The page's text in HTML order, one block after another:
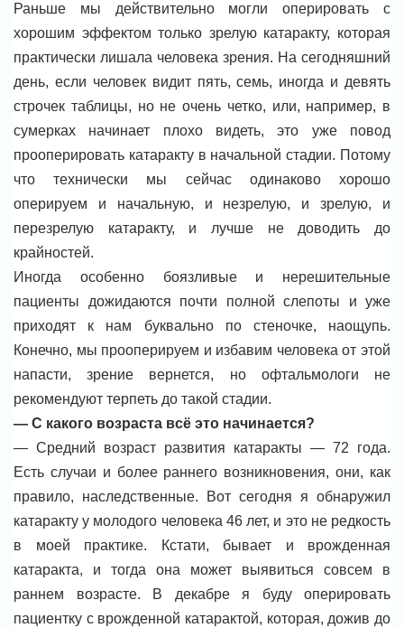
Раньше мы действительно могли оперировать с
хорошим эффектом только зрелую катаракту, которая
практически лишала человека зрения. На сегодняшний
день, если человек видит пять, семь, иногда и девять
строчек таблицы, но не очень четко, или, например, в
сумерках начинает плохо видеть, это уже повод
прооперировать катаракту в начальной стадии. Потому
что технически мы сейчас одинаково хорошо
оперируем и начальную, и незрелую, и зрелую, и
перезрелую катаракту, и лучше не доводить до
крайностей.
Иногда особенно боязливые и нерешительные
пациенты дожидаются почти полной слепоты и уже
приходят к нам буквально по стеночке, наощупь.
Конечно, мы прооперируем и избавим человека от этой
напасти, зрение вернется, но офтальмологи не
рекомендуют терпеть до такой стадии.
— С какого возраста всё это начинается?
— Средний возраст развития катаракты — 72 года.
Есть случаи и более раннего возникновения, они, как
правило, наследственные. Вот сегодня я обнаружил
катаракту у молодого человека 46 лет, и это не редкость
в моей практике. Кстати, бывает и врожденная
катаракта, и тогда она может выявиться совсем в
раннем возрасте. В декабре я буду оперировать
пациентку с врожденной катарактой, которая, дожив до